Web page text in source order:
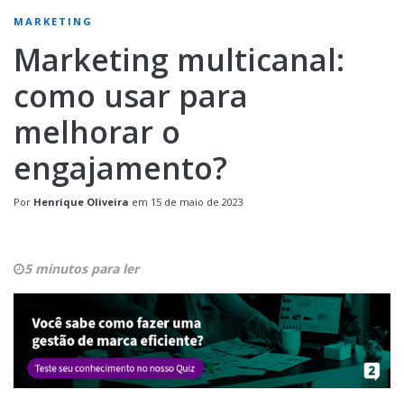
MARKETING
Marketing multicanal:
como usar para
melhorar o
engajamento?
Por Henrique Oliveira em 15 de maio de 2023
5 minutos para ler